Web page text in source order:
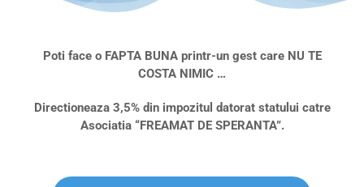
Poti face o FAPTA BUNA printr-un gest care NU TE
COSTA NIMIC …
Directioneaza 3,5% din impozitul datorat statului catre
Asociatia “FREAMAT DE SPERANTA”.